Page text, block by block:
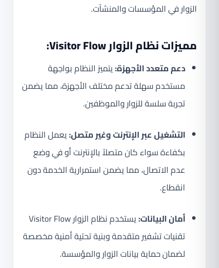
الزوار في المؤسسات والمنشآت.
مميزات نظام الزوار Visitor Flow:
دعم متعدد الأجهزة:يتميز النظام بواجهة
مستخدم سهلة تدعم مختلف الأجهزة، مما يضمن
تجربة سلسة للزوار والموظفين.
التشغيل عبر الإنترنت وغير متصل:يعمل النظام
بكفاءة سواء كان متصلاً بالإنترنت أو في وضع
عدم الاتصال، مما يضمن استمرارية الخدمة دون
انقطاع.
أمان البيانات:
يستخدم نظام الزوار Visitor Flow
تقنيات تشفير متقدمة وبنية تحتية أمنية مخصصة
لضمان حماية بيانات الزوار والمؤسسة.